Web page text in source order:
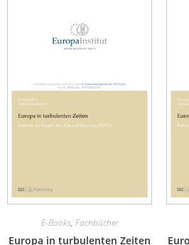
E-Books, Fachbücher
Europa in turbulenten Zeiten